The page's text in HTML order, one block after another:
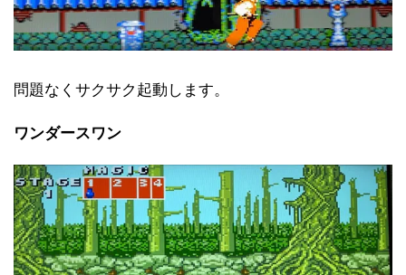
問題なくサクサク起動します。
ワンダースワン